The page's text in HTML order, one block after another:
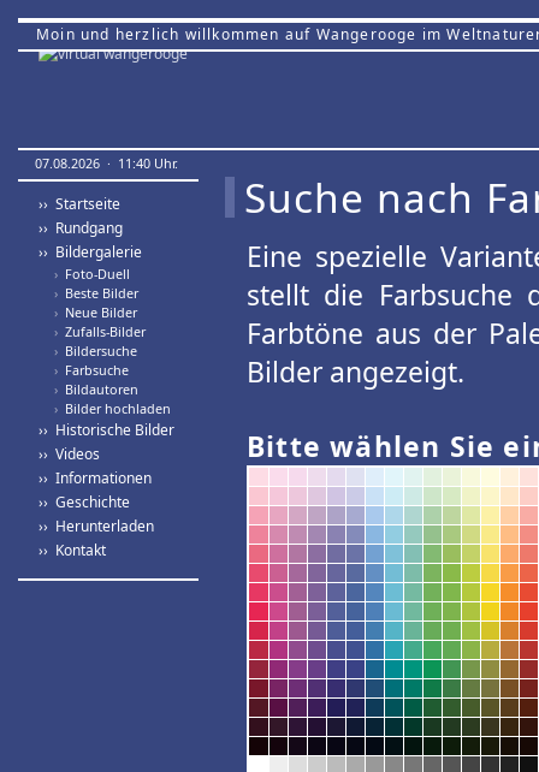
Moin und herzlich willkommen auf Wangerooge im
07.08.2026 · 11:40 Uhr.
›› Startseite
›› Rundgang
›› Bildergalerie
› Foto-Duell
› Beste Bilder
› Neue Bilder
› Zufalls-Bilder
› Bildersuche
› Farbsuche
› Bildautoren
› Bilder hochladen
›› Historische Bilder
›› Videos
›› Informationen
›› Geschichte
›› Herunterladen
›› Kontakt
Suche nach
Eine spezielle
stellt die Farbsuche
Farbtöne aus der
Bilder angezeigt.
Bitte wählen Sie